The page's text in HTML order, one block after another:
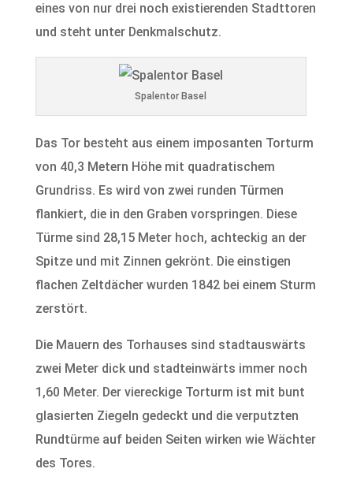
eines von nur drei noch existierenden Stadttoren
und steht unter Denkmalschutz.
Spalentor Basel
Das Tor besteht aus einem imposanten Torturm
von 40,3 Metern Höhe mit quadratischem
Grundriss. Es wird von zwei runden Türmen
flankiert, die in den Graben vorspringen. Diese
Türme sind 28,15 Meter hoch, achteckig an der
Spitze und mit Zinnen gekrönt. Die einstigen
flachen Zeltdächer wurden 1842 bei einem Sturm
zerstört.
Die Mauern des Torhauses sind stadtauswärts
zwei Meter dick und stadteinwärts immer noch
1,60 Meter. Der viereckige Torturm ist mit bunt
glasierten Ziegeln gedeckt und die verputzten
Rundtürme auf beiden Seiten wirken wie Wächter
des Tores.